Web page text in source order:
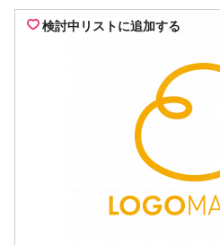
検討中リストに追加する